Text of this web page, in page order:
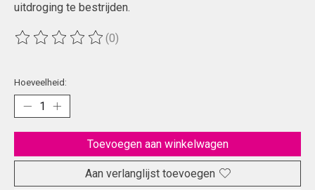
uitdroging te bestrijden.
De beoordeling van dit product is
(0)
Hoeveelheid:
Toevoegen aan winkelwagen
Aan verlanglijst toevoegen